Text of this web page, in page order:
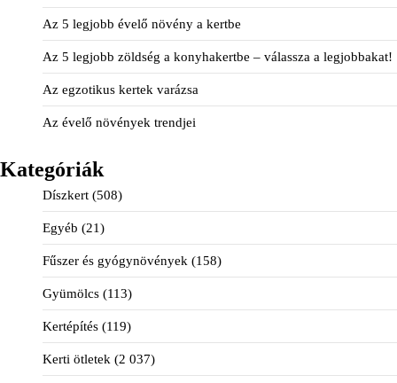
Az 5 legjobb évelő növény a kertbe
Az 5 legjobb zöldség a konyhakertbe – válassza a legjobbakat!
Az egzotikus kertek varázsa
Az évelő növények trendjei
Kategóriák
Díszkert (508)
Egyéb (21)
Fűszer és gyógynövények (158)
Gyümölcs (113)
Kertépítés (119)
Kerti ötletek (2 037)